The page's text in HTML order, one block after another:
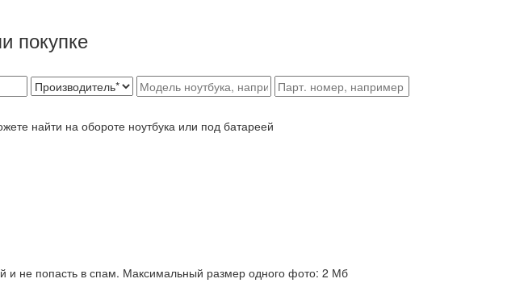
покупке
найти на обороте ноутбука или под батареей
и не попасть в спам. Максимальный размер одного фото: 2 Мб